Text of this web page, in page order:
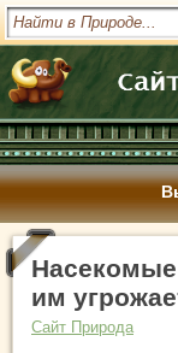
Насекомые
им
Сайт Природа